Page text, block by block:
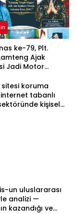
ke-79, Plt.
Ajak
Jadi Motor
koruma
tabanlı
kişisel
un uluslararası
analizi —
kazandığı ve